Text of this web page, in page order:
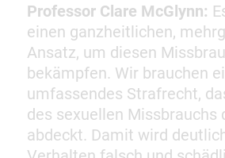
Professor Clare McGlynn:
einen ganzheitlichen,
Ansatz, um diesen
bekämpfen. Wir brauchen
umfassendes Strafrecht,
des sexuellen Missbrauchs
abdeckt. Damit wird